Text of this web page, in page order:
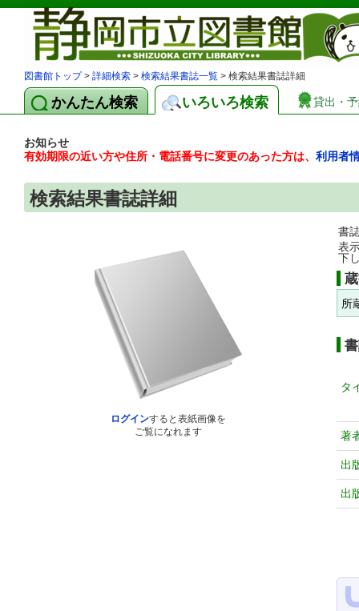
図書館トップ> 詳細検索 > 検索結果書誌一覧 > 検索結果書誌詳細
かんたん検索 いろいろ検索 貸出・
お知らせ
有効期限の近い方や住所・電話番号に変更のあった方は、 利用者
検索結果書誌詳細
ログインすると表紙画像を
ご覧になれます
書
表
下
所
タ
著
出
出